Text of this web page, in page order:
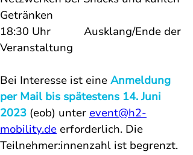
Getränken
18:30 Uhr           Ausklang/Ende der
Veranstaltung
Bei Interesse ist eine Anmeldung
per Mail bis spätestens 14. Juni
2023 (eob) unter event@h2-
mobility.de erforderlich. Die
Teilnehmer:innenzahl ist begrenzt.